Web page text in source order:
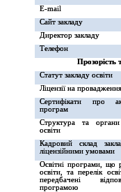
E-mail
Сайт закладу
Директор закладу
Телефон
Прозорість
Статут закладу освіти
Ліцензії на провадження
Сертифікати про
програм
Структура та органи
освіти
Кадровий склад
ліцензійними умовами
Освітні програми, що
освіти, та перелік
передбачені
програмою